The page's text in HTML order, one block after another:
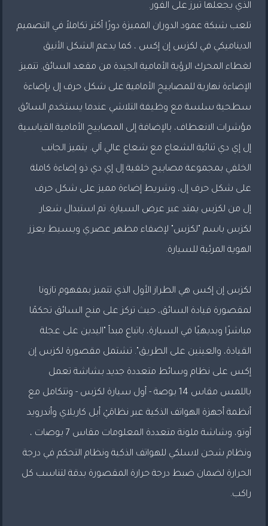
الذي يجعلها تبرز على الفور.
تلعب شبكة عمود الدوران المميزة دورًا أكثر تكاملاً في التصميم
الديناميكي في لكزس إن إكس ، كما يدعم الشكل الأنيق
لغطاء المحرك الرؤية الأمامية الجيدة من مقعد السائق. تتميز
الإضاءة نهارية للمصابيح الأمامية على شكل حرف إل بإضاءة
سطحية سلسة مع وظيفة التلاشي عندما يستخدم السائق
مؤشرات الانعطاف، بالإضافة إلى المصابيح الأمامية القياسية
إل إي دي ثنائية الشعاع مع شعاع عالي آلي. يتميز الجانب
الخلفي بمجموعة مصابيح خلفية إل إي دي ذو إضاءة كاملة
على شكل حرف إل، وشريط إضاءة مميز على شكل حرف
إل من لكزس يمتد عبر عرض السيارة. تم استبدال شعار
لكزس باسم "لكزس" لإضفاء مظهر عصري وبسيط يعزز
الهوية المرئية للسيارة.
لكزس إن إكس هي الطراز الأول الذي تتميز بمفهوم تازونا
لمقصورة قيادة السائق، حيث تركز على منح السائق تحكمًا
مباشرًا وبديهيًا في السيارة، باتباع مبدأ "اليدين على عجلة
القيادة، والعينين على الطريق". تشتمل مقصورة لكزس إن
إكس على نظام وسائط متعددة جديد بشاشة تعمل
باللمس مقاس 14 بوصة - أول سيارة لكزس - وتتكامل مع
أنظمة أجهزة الهواتف الذكية عبر نظامَيْ أبل كاربلاي وأندرويد
أوتو، وشاشة ملونة متعددة المعلومات مقاس 7 بوصات ،
ونظام شحن لاسلكي للهواتف الذكية ونظام التحكم في درجة
الحرارة لضمان ضبط درجة حرارة المقصورة بدقة لتناسب كل
راكب.
IS
ES